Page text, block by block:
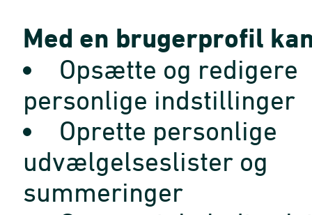
Med en brugerprofil
Opsætte og redigere
personlige indstillinger
Oprette personlige
udvælgelseslister og
summeringer